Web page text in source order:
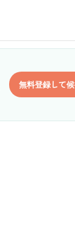
無料登録して